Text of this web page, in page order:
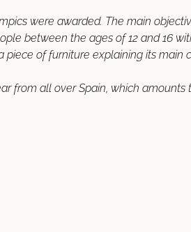
were awarded. The main
between the ages of 12 and 16
of furniture explaining its main
from all over Spain, which